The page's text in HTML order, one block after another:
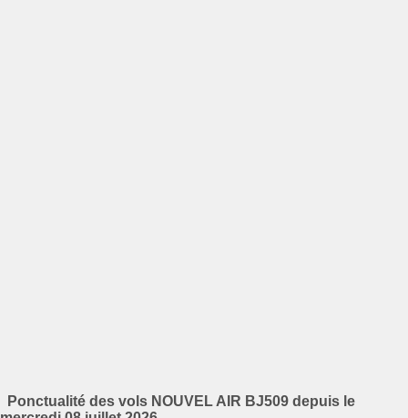
Ponctualité des vols NOUVEL AIR BJ509 depuis le